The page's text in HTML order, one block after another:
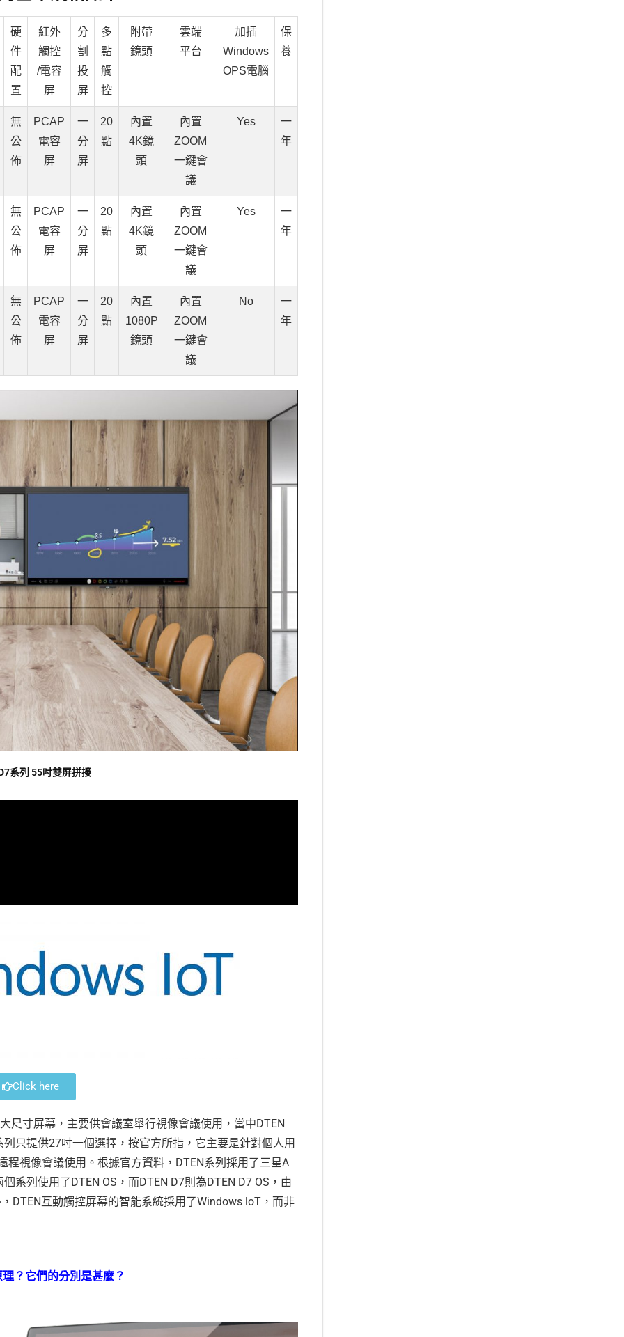
硬
件
配
置
紅外
觸控
/電容
屏
分
割
投
屏
多
點
觸
控
附帶
鏡頭
雲端
平台
加插
Windows
OPS電腦
保
養
無
公
佈
PCAP
電容
屏
一
分
屏
20
點
內置
4K鏡
頭
內置
ZOOM
一鍵會
議
Yes
一
年
無
公
佈
PCAP
電容
屏
一
分
屏
20
點
內置
4K鏡
頭
內置
ZOOM
一鍵會
議
Yes
一
年
無
公
佈
PCAP
電容
屏
一
分
屏
20
點
內置
1080P
鏡頭
內置
ZOOM
一鍵會
議
No
一
年
系列 55吋雙屏拼接
Click here
尺寸屏幕，主要供會議室舉行視像會議使用，當中DTEN
只提供27吋一個選擇，按官方所指，它主要是針對個人用
視像會議使用。根據官方資料，DTEN系列採用了三星A
系列使用了DTEN OS，而DTEN D7則為DTEN D7 OS，由
DTEN互動觸控屏幕的智能系統採用了Windows loT，而非
？它們的分別是甚麼？